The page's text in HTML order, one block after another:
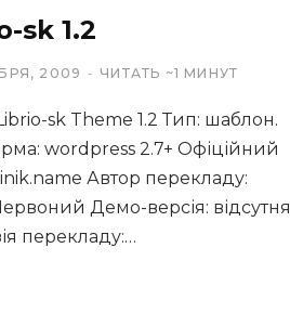
sk 1.2
2009 ЧИТАТЬ ~1 МИНУТ
sk Theme 1.2 Тип: шаблон.
wordpress 2.7+ Офіційний
Автор перекладу:
Демо-версія: відсутня
перекладу:…